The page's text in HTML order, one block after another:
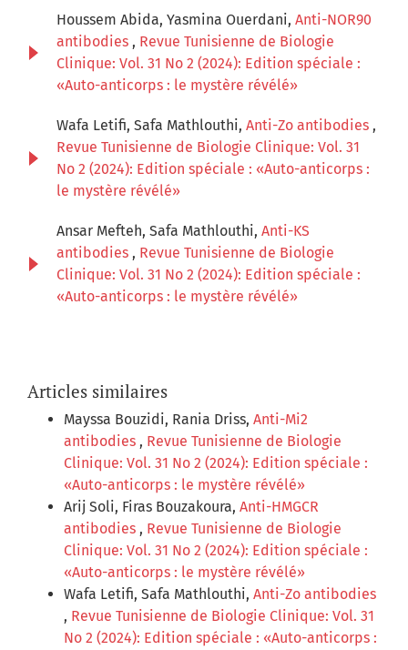
Houssem Abida, Yasmina Ouerdani, Anti-NOR90
antibodies , Revue Tunisienne de Biologie
Clinique: Vol. 31 No 2 (2024): Edition spéciale :
«Auto-anticorps : le mystère révélé»
Wafa Letifi, Safa Mathlouthi, Anti-Zo antibodies ,
Revue Tunisienne de Biologie Clinique: Vol. 31
No 2 (2024): Edition spéciale : «Auto-anticorps :
le mystère révélé»
Ansar Mefteh, Safa Mathlouthi, Anti-KS
antibodies , Revue Tunisienne de Biologie
Clinique: Vol. 31 No 2 (2024): Edition spéciale :
«Auto-anticorps : le mystère révélé»
Articles similaires
Mayssa Bouzidi, Rania Driss, Anti-Mi2
antibodies , Revue Tunisienne de Biologie
Clinique: Vol. 31 No 2 (2024): Edition spéciale :
«Auto-anticorps : le mystère révélé»
Arij Soli, Firas Bouzakoura, Anti-HMGCR
antibodies , Revue Tunisienne de Biologie
Clinique: Vol. 31 No 2 (2024): Edition spéciale :
«Auto-anticorps : le mystère révélé»
Wafa Letifi, Safa Mathlouthi, Anti-Zo antibodies
, Revue Tunisienne de Biologie Clinique: Vol. 31
No 2 (2024): Edition spéciale : «Auto-anticorps :